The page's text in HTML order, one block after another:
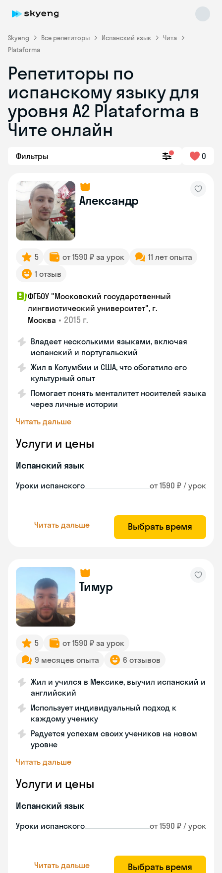
Skyeng Все репетиторы Испанский язык
Чита
Plataforma
Репетиторы по
испанскому языку для
уровня А2 Plataforma в
Чите онлайн
Фильтры 0
Александр
5 от 1590 ₽ за урок
11 лет опыта
1 отзыв
ФГБОУ "Московский государственный
лингвистический университет", г.
Москва • 2015 г.
Владеет несколькими языками, включая
испанский и португальский
Жил в Колумбии и США, что обогатило его
культурный опыт
Помогает понять менталитет носителей языка
через личные истории
Читать дальше
Услуги и цены
Испанский язык
Уроки испанского от 1590 ₽ / урок
Читать дальше Выбрать время
Тимур
5
от 1590 ₽ за урок
9 месяцев опыта
6 отзывов
Жил и учился в Мексике, выучил испанский и
английский
Использует индивидуальный подход к
каждому ученику
Радуется успехам своих учеников на новом
уровне
Читать дальше
Услуги и цены
Испанский язык
Уроки испанского от 1590 ₽ / урок
Читать дальше Выбрать время
Skyeng Chat